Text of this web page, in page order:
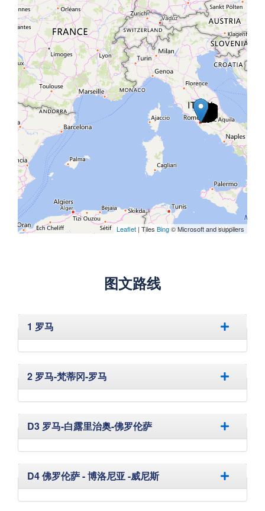
Leaflet | Tiles Bing© Microsoft and suppliers
图文路线
隐藏
1 罗马
隐藏
2 罗马-梵蒂冈-罗马
隐藏
D3 罗马-白露里治奥-佛罗伦萨
隐藏
D4 佛罗伦萨 - 博洛尼亚 -威尼斯